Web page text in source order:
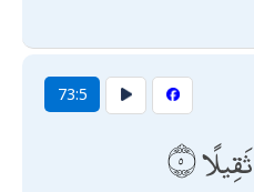
73:5